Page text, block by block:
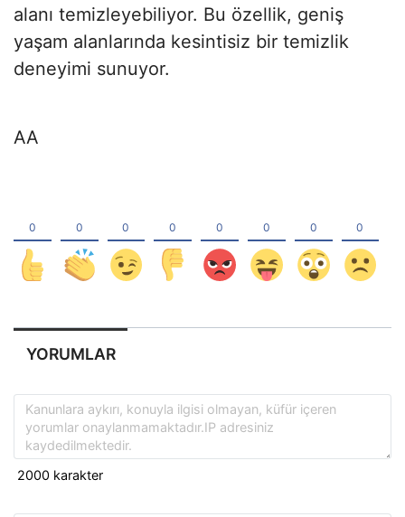
alanı temizleyebiliyor. Bu özellik, geniş
yaşam alanlarında kesintisiz bir temizlik
deneyimi sunuyor.
AA
YORUMLAR